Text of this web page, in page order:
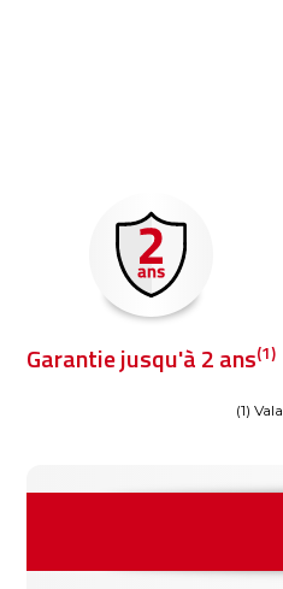
Garantie jusqu'à 2 ans(1)
(1)